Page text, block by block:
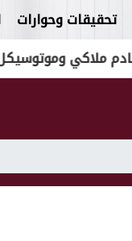
تحقيقات وحوارات